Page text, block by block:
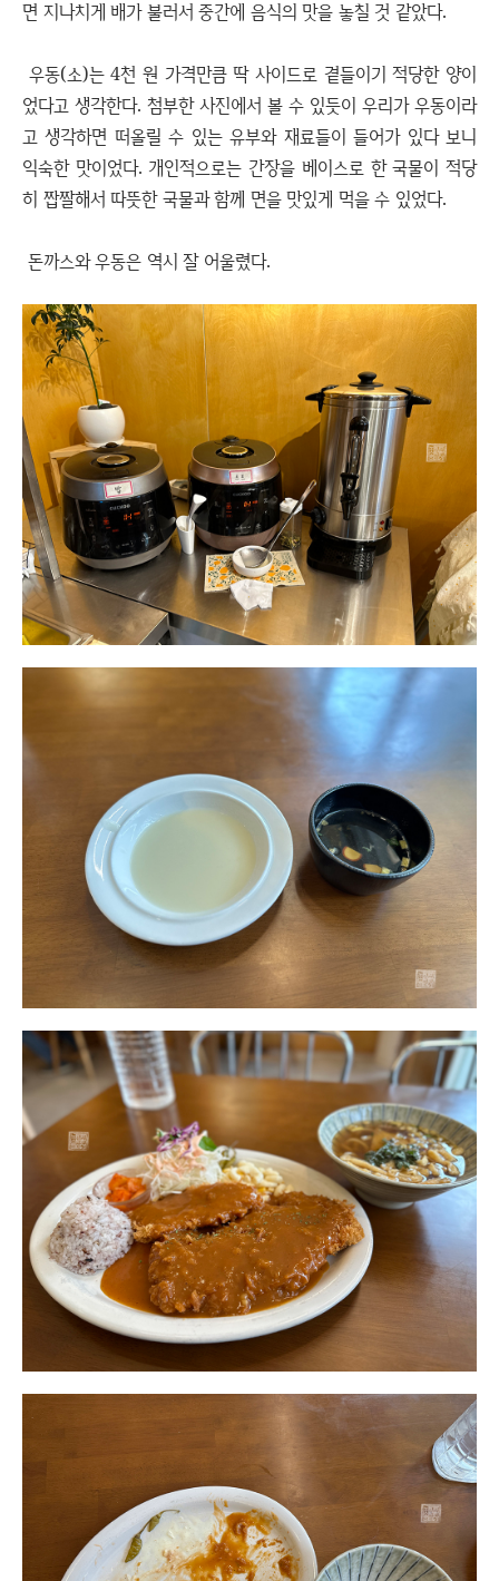
면 지나치게 배가 불러서 중간에 음식의 맛을 놓칠 것 같았다.
우동(소)는 4천 원 가격만큼 딱 사이드로 곁들이기 적당한 양이
었다고 생각한다. 첨부한 사진에서 볼 수 있듯이 우리가 우동이라
고 생각하면 떠올릴 수 있는 유부와 재료들이 들어가 있다 보니
익숙한 맛이었다. 개인적으로는 간장을 베이스로 한 국물이 적당
히 짭짤해서 따뜻한 국물과 함께 면을 맛있게 먹을 수 있었다.
돈까스와 우동은 역시 잘 어울렸다.